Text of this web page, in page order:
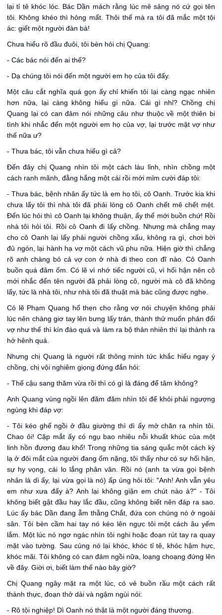
lại tỉ tê khóc lóc. Bác Dần mách rằng lúc mê sảng nó cứ gọi tên
tôi. Không khéo thì hỏng mất. Thôi thế mà ra tôi đã mắc một tội
ác: giết một người đàn bà!
Chưa hiểu rõ đầu đuôi, tôi bèn hỏi chị Quang:
- Các bác nói đến ai thế?
- Dạ chúng tôi nói đến một người em họ của tôi đấy.
Một câu cắt nghĩa quá gọn ấy chỉ khiến tôi lại càng ngạc nhiên
hơn nữa, lại càng không hiểu gì nữa. Cái gì nhỉ? Chồng chị
Quang lại có can đảm nói những câu như thuộc về một thiên bi
tình khi nhắc đến một người em họ của vợ, lại trước mặt vợ như
thế nữa ư?
- Thưa bác, tôi vẫn chưa hiểu gì cả?
Đến đây chị Quang nhìn tôi một cách láu lỉnh, nhìn chồng một
cách ranh mãnh, đằng hắng một cái rồi mới mỉm cười đáp tôi:
- Thưa bác, bệnh nhân ấy tức là em họ tôi, cô Oanh. Trước kia khi
chưa lấy tôi thì nhà tôi đã phải lòng cô Oanh chết mê chết mệt.
Đến lúc hỏi thì cô Oanh lại không thuận, ấy thế mới buồn chứ! Rồi
nhà tôi hỏi tôi. Rồi cô Oanh đi lấy chồng. Nhưng mà chẳng may
cho cô Oanh lại lấy phải người chồng xấu, không ra gì, chơi bời
đủ ngón, lại hành hạ vợ một cách vũ phu nữa. Hiện giờ thì chẳng
rõ anh chàng bỏ cả vợ con ở nhà đi theo con đĩ nào. Cô Oanh
buồn quá đâm ốm. Có lẽ vì nhớ tiếc người cũ, vì hối hận nên cô
mới nhắc đến tên người đã phải lòng cô, người mà cô đã không
lấy, tức là nhà tôi, như nhà tôi đã thuật mà bác cũng được nghe.
Có lẽ Phạm Quang hổ thẹn cho rằng vợ nói chuyện không phải
lúc nên chàng giơ tay lên bưng lấy trán, thành thử muốn phản đối
vợ như thế thì kín đáo quá và làm ra bộ thản nhiên thì lại thành ra
hớ hênh quá.
Nhưng chị Quang là người rất thông minh tức khắc hiểu ngay ý
chồng, chị vội nghiêm giọng đứng đắn hỏi:
- Thế cậu sang thăm vừa rồi thì có gì là đáng để tâm không?
Anh Quang vùng ngồi lên đăm đăm nhìn tôi để khỏi phải ngượng
ngùng khi đáp vợ:
- Tôi kéo ghế ngồi ở đầu giường thì dì ấy mở chăn ra nhìn tôi.
Chao ôi! Cặp mắt ấy có ngụ bao nhiêu nỗi khuất khúc của một
linh hồn đương đau khổ! Trong những tia sáng quắc một cách kỳ
lạ ở đôi mắt của người đang ốm nặng, tôi thấy như có sự hối hận,
sự hy vọng, cái lo lắng phân vân. Rồi nó (anh ta vừa gọi bệnh
nhân là dì ấy, lại vừa gọi là nó) ấp úng hỏi tôi: "Anh! Anh vẫn yêu
em như xưa đấy à? Anh lại không giận em chút nào à?" - Tôi
không biết gật đầu hay lắc đầu, cũng không biết nên đáp ra sao.
Lúc ấy bác Dần đang ẵm thằng Chắt, đứa con chúng nó ở ngoài
sân. Tôi bèn cầm hai tay nó kéo lên ngực tôi một cách âu yếm
lắm. Một lúc nó ngơ ngác nhìn tôi nghi hoặc đoạn rút tay ra quay
mặt vào tường. Sau cùng nó lại khóc, khóc tỉ tê, khóc hậm hực,
khóc mãi. Tôi không có can đảm ngồi nữa, loạng choạng đứng lên
về đây. Giời ơi, biết làm thế nào bây giờ?
Chị Quang ngây mặt ra một lúc, có vẻ buồn rầu một cách rất
thành thực, đoạn thở dài và ngậm ngùi nói:
- Rõ tội nghiệp! Dì Oanh nó thật là một người đáng thương.